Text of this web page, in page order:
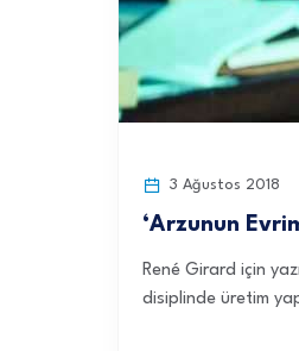
3 Ağustos 2018
‘Arzunun
René Girard için
disiplinde üretim